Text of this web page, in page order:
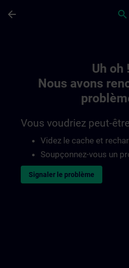
arrow_back search
Uh oh !
Nous avons
Vous voudriez peut-
Videz le cache et
Soupçonnez-vous un
Signaler le problème